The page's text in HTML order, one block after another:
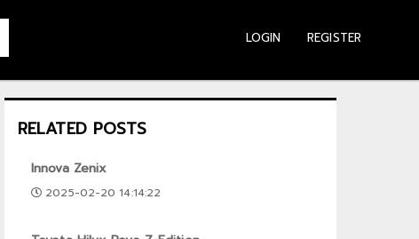
LOGIN REGISTER
RELATED POSTS
Innova Zenix
2025-02-20 14:14:22